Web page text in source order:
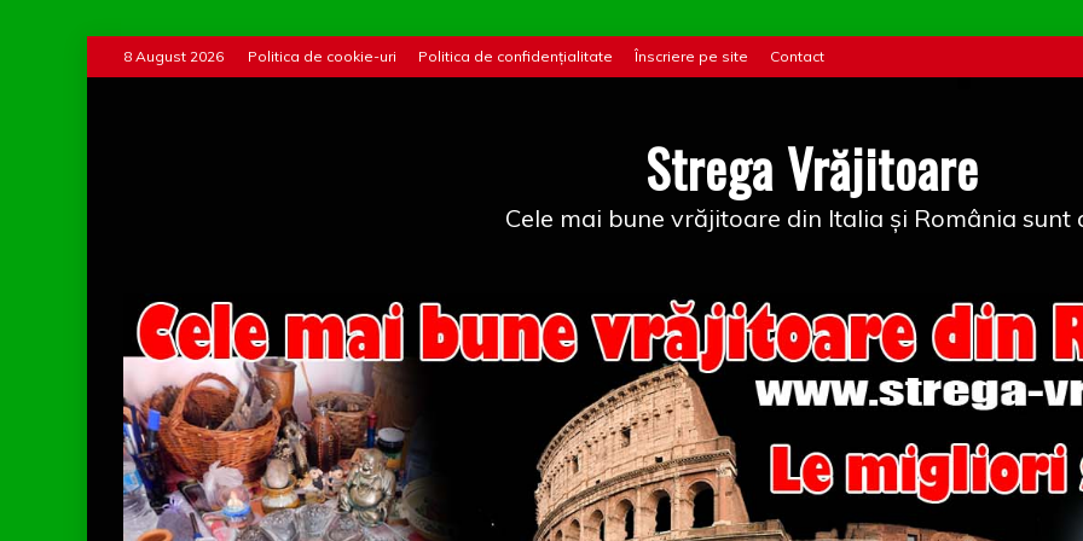
to
8 August 2026 Politica de cookie-uri Politica de confidențialitate Înscriere pe site Contact
Strega Vrăjitoare
Cele mai bune vrăjitoare din Italia și România sunt